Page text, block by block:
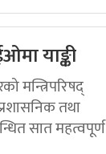
याङ्की
मन्त्रिपरिषद्
तथा
सात महत्वपूर्ण